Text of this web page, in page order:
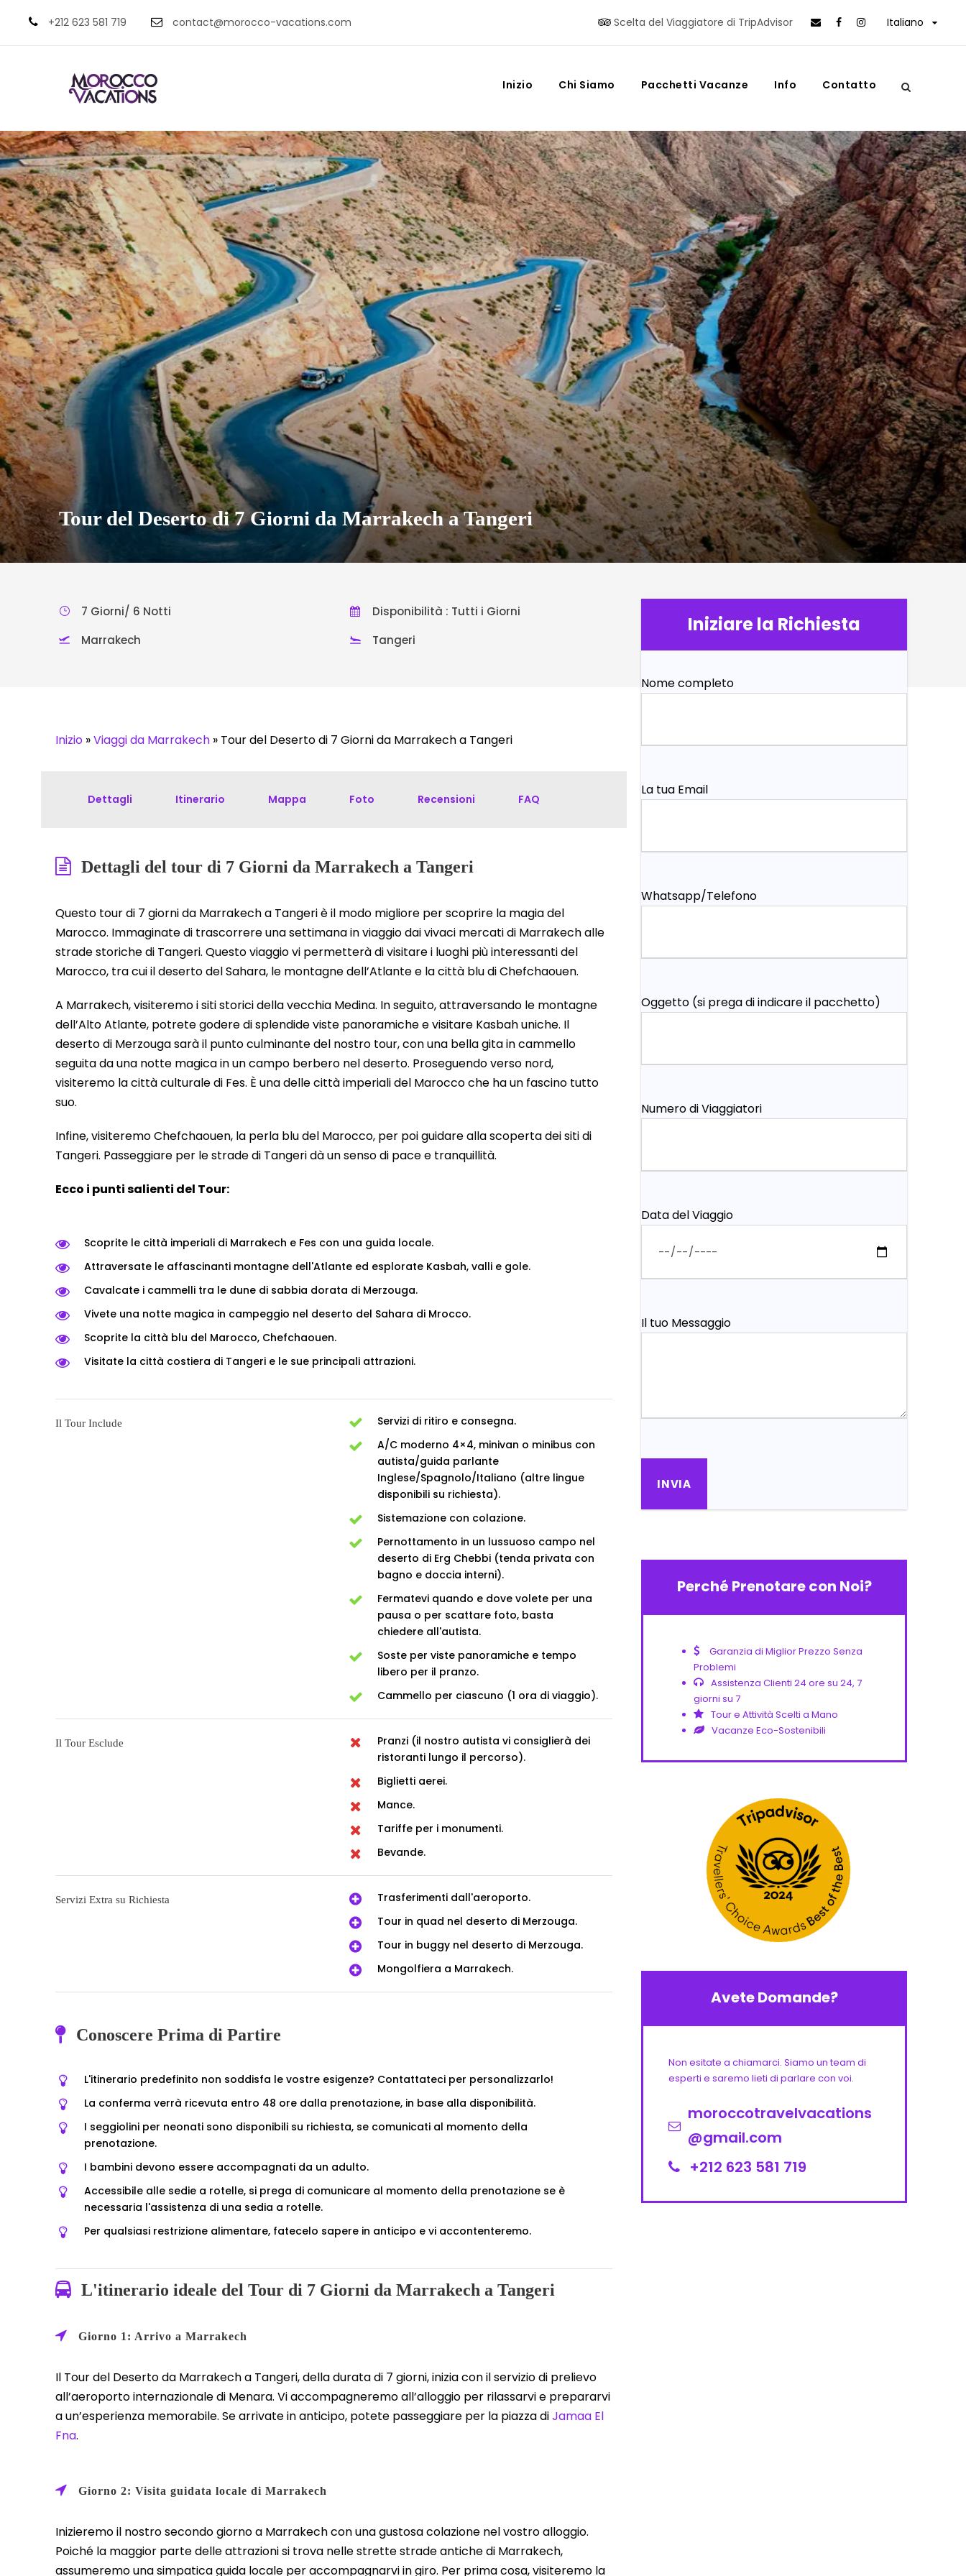
+212 623 581 719 contact@morocco-vacations.com Scelta del Viaggiatore di TripAdvisor Italiano
Inizio Chi Siamo Pacchetti Vacanze Info Contatto
Tour del Deserto di 7 Giorni da Marrakech a Tangeri
Iniziare la Richiesta
Nome completo
La tua Email
Whatsapp/Telefono
Oggetto (si prega di indicare il pacchetto)
Numero di Viaggiatori
Data del Viaggio
Il tuo Messaggio
Perché Prenotare con Noi?
Garanzia di Miglior Prezzo Senza
Problemi
Assistenza Clienti 24 ore su 24, 7
giorni su 7
Tour e Attività Scelti a Mano
Vacanze Eco-Sostenibili
Avete Domande?
Non esitate a chiamarci. Siamo un team di
esperti e saremo lieti di parlare con voi.
moroccotravelvacations
@gmail.com
+212 623 581 719
7 Giorni/ 6 Notti
Disponibilità : Tutti i Giorni
Marrakech
Tangeri
Inizio »Viaggi da Marrakech » Tour del Deserto di 7 Giorni da Marrakech a Tangeri
Dettagli Itinerario Mappa Foto Recensioni FAQ
Dettagli del tour di 7 Giorni da Marrakech a Tangeri
Questo tour di 7 giorni da Marrakech a Tangeri è il modo migliore per scoprire la magia del
Marocco. Immaginate di trascorrere una settimana in viaggio dai vivaci mercati di Marrakech alle
strade storiche di Tangeri. Questo viaggio vi permetterà di visitare i luoghi più interessanti del
Marocco, tra cui il deserto del Sahara, le montagne dell’Atlante e la città blu di Chefchaouen.
A Marrakech, visiteremo i siti storici della vecchia Medina. In seguito, attraversando le montagne
dell’Alto Atlante, potrete godere di splendide viste panoramiche e visitare Kasbah uniche. Il
deserto di Merzouga sarà il punto culminante del nostro tour, con una bella gita in cammello
seguita da una notte magica in un campo berbero nel deserto. Proseguendo verso nord,
visiteremo la città culturale di Fes. È una delle città imperiali del Marocco che ha un fascino tutto
suo.
Infine, visiteremo Chefchaouen, la perla blu del Marocco, per poi guidare alla scoperta dei siti di
Tangeri. Passeggiare per le strade di Tangeri dà un senso di pace e tranquillità.
Ecco i punti salienti del Tour:
Scoprite le città imperiali di Marrakech e Fes con una guida locale.
Attraversate le affascinanti montagne dell'Atlante ed esplorate Kasbah, valli e gole.
Cavalcate i cammelli tra le dune di sabbia dorata di Merzouga.
Vivete una notte magica in campeggio nel deserto del Sahara di Mrocco.
Scoprite la città blu del Marocco, Chefchaouen.
Visitate la città costiera di Tangeri e le sue principali attrazioni.
Il Tour Include
Servizi di ritiro e consegna.
A/C moderno 4×4, minivan o minibus con
autista/guida parlante
Inglese/Spagnolo/Italiano (altre lingue
disponibili su richiesta).
Sistemazione con colazione.
Pernottamento in un lussuoso campo nel
deserto di Erg Chebbi (tenda privata con
bagno e doccia interni).
Fermatevi quando e dove volete per una
pausa o per scattare foto, basta
chiedere all'autista.
Soste per viste panoramiche e tempo
libero per il pranzo.
Cammello per ciascuno (1 ora di viaggio).
Il Tour Esclude
Pranzi (il nostro autista vi consiglierà dei
ristoranti lungo il percorso).
Biglietti aerei.
Mance.
Tariffe per i monumenti.
Bevande.
Servizi Extra su Richiesta
Trasferimenti dall'aeroporto.
Tour in quad nel deserto di Merzouga.
Tour in buggy nel deserto di Merzouga.
Mongolfiera a Marrakech.
Conoscere Prima di Partire
L'itinerario predefinito non soddisfa le vostre esigenze? Contattateci per personalizzarlo!
La conferma verrà ricevuta entro 48 ore dalla prenotazione, in base alla disponibilità.
I seggiolini per neonati sono disponibili su richiesta, se comunicati al momento della
prenotazione.
I bambini devono essere accompagnati da un adulto.
Accessibile alle sedie a rotelle, si prega di comunicare al momento della prenotazione se è
necessaria l'assistenza di una sedia a rotelle.
Per qualsiasi restrizione alimentare, fatecelo sapere in anticipo e vi accontenteremo.
L'itinerario ideale del Tour di 7 Giorni da Marrakech a Tangeri
Giorno 1: Arrivo a Marrakech
Il Tour del Deserto da Marrakech a Tangeri, della durata di 7 giorni, inizia con il servizio di prelievo
all’aeroporto internazionale di Menara. Vi accompagneremo all’alloggio per rilassarvi e prepararvi
a un’esperienza memorabile. Se arrivate in anticipo, potete passeggiare per la piazza diJamaa El
Fna.
Giorno 2: Visita guidata locale di Marrakech
Inizieremo il nostro secondo giorno a Marrakech con una gustosa colazione nel vostro alloggio.
Poiché la maggior parte delle attrazioni si trova nelle strette strade antiche di Marrakech,
assumeremo una simpatica guida locale per accompagnarvi in giro. Per prima cosa, visiteremo la